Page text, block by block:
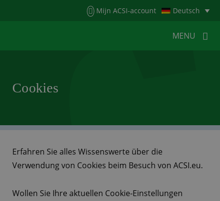
Mijn ACSI-account Deutsch
MENU
FÜR CAMPINGPLÄTZENEUIGKEITEN
ACSI WEBSHOPKONTAKT
Cookies
Erfahren Sie alles Wissenswerte über die
Verwendung von Cookies beim Besuch von ACSI.eu.
Wollen Sie Ihre aktuellen Cookie-Einstellungen